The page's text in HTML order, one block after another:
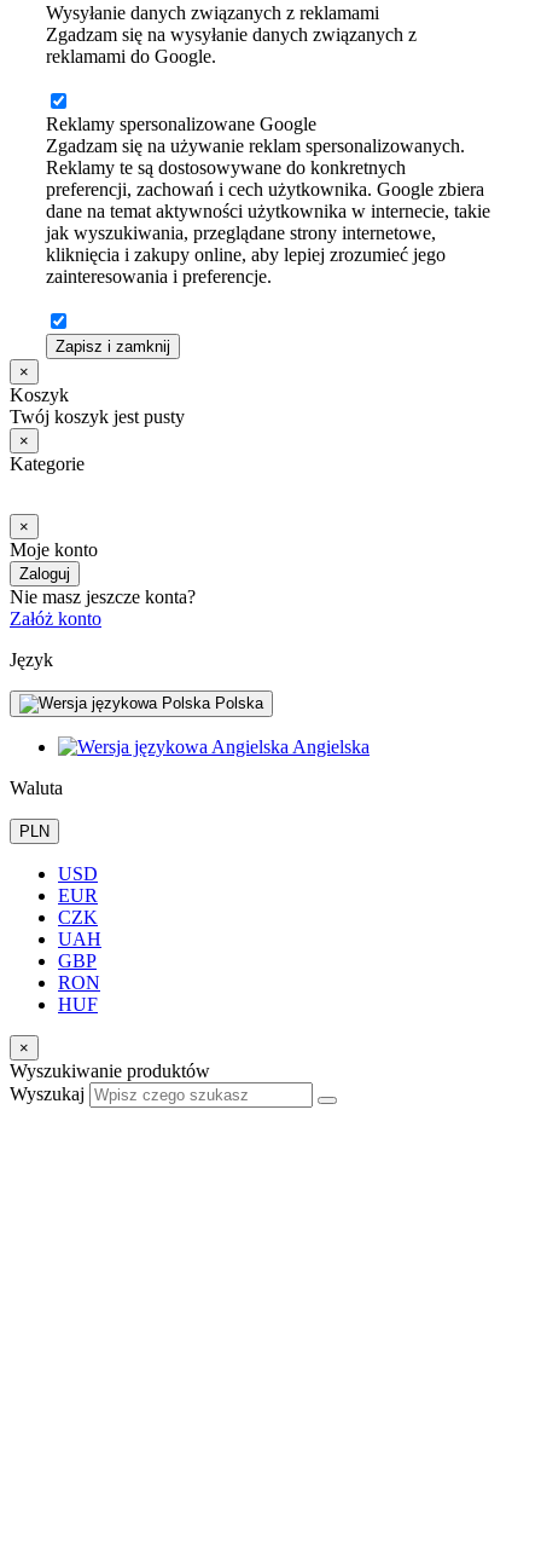
Wysyłanie danych związanych z reklamami
Zgadzam się na wysyłanie danych związanych z
reklamami do Google.
Reklamy spersonalizowane Google
Zgadzam się na używanie reklam spersonalizowanych.
Reklamy te są dostosowywane do konkretnych
preferencji, zachowań i cech użytkownika. Google zbiera
dane na temat aktywności użytkownika w internecie, takie
jak wyszukiwania, przeglądane strony internetowe,
kliknięcia i zakupy online, aby lepiej zrozumieć jego
zainteresowania i preferencje.
Zapisz i zamknij
×
Koszyk
Twój koszyk jest pusty
×
Kategorie
×
Moje konto
Zaloguj
Nie masz jeszcze konta?
Załóż konto
Język
Polska
Angielska
Waluta
PLN
USD
EUR
CZK
UAH
GBP
RON
HUF
×
Wyszukiwanie produktów
Wyszukaj